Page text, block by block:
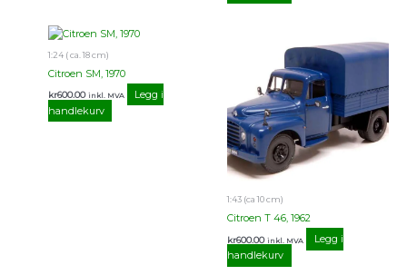
1:24 ( ca. 18 cm)
Citroen SM, 1970
kr600.00 inkl. MVA
Legg i
handlekurv
1:43 (ca 10 cm)
Citroen T 46, 1962
kr600.00 inkl. MVA
Legg i
handlekurv